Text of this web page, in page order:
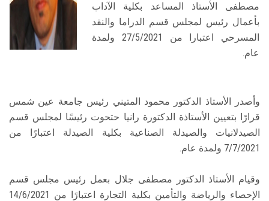
مصطفى الأستاذ المساعد بكلية الآداب
بأعمال رئيس لمجلس قسم الدراما والنقد
المسرحي اعتبارا من 27/5/2021 ولمدة
عام.
وأصدر الأستاذ الدكتور محمود المتيني رئيس جامعة عين شمس
قرارًا بتعيين الأستاذة الدكتورة رانيا حتحوت رئيسًا لمجلس قسم
الصيدلانيات والصيدلة الصناعية بكلية الصيدلة اعتبارًا من
7/7/2021 ولمدة عام.
وقيام الأستاذ الدكتور مصطفى جلال بعمل رئيس مجلس قسم
الإحصاء والرياضة والتأمين بكلية التجارة اعتبارًا من 14/6/2021